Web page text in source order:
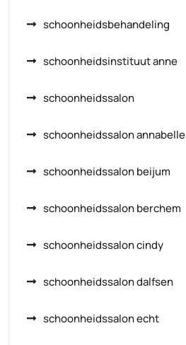
schoonheidsbehandeling
schoonheidsinstituut anne
schoonheidssalon
schoonheidssalon annabelle
schoonheidssalon beijum
schoonheidssalon berchem
schoonheidssalon cindy
schoonheidssalon dalfsen
schoonheidssalon echt